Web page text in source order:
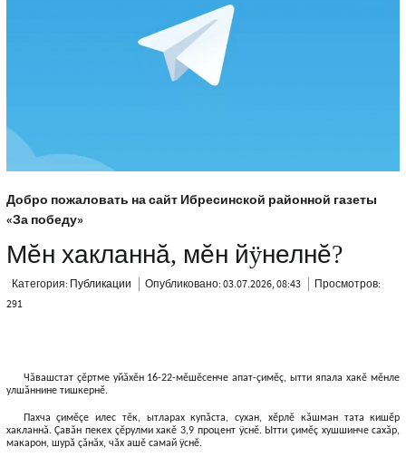
Добро пожаловать на сайт Ибресинской районной газеты
«За победу»
Мĕн хакланнă, мĕн йÿнелнĕ?
Категория: Публикации Опубликовано: 03.07.2026, 08:43
Просмотров:
291
Чăвашстат çĕртме уйăхĕн 16-22-мĕшĕсенче апат-çимĕç, ытти япала хакĕ мĕнле
улшăннине тишкернĕ.
Пахча çимĕçе илес тĕк, ытларах купăста, сухан, хĕрлĕ кăшман тата кишĕр
хакланнă. Çавăн пекех çĕрулми хакĕ 3,9 процент ÿснĕ. Ытти çимĕç хушшинче сахăр,
макарон, шурă çăнăх, чăх ашĕ самай ÿснĕ.